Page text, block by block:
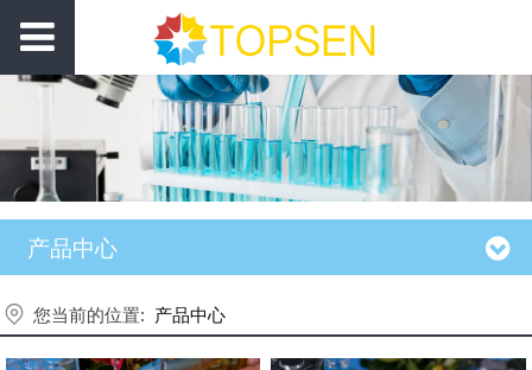
产品中心
您当前的位置: 产品中心